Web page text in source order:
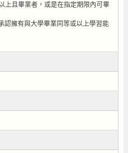
上且畢業者，或是在指定期限內可畢
認擁有與大學畢業同等或以上學習能